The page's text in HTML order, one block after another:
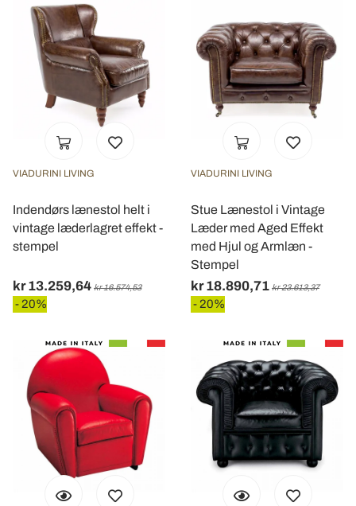
VIADURINI LIVING
Indendørs lænestol helt i
vintage læderlagret effekt -
stempel
kr 13.259,64 kr 16.574,53
- 20%
VIADURINI LIVING
Stue Lænestol i Vintage
Læder med Aged Effekt
med Hjul og Armlæn -
Stempel
kr 18.890,71 kr 23.613,37
- 20%